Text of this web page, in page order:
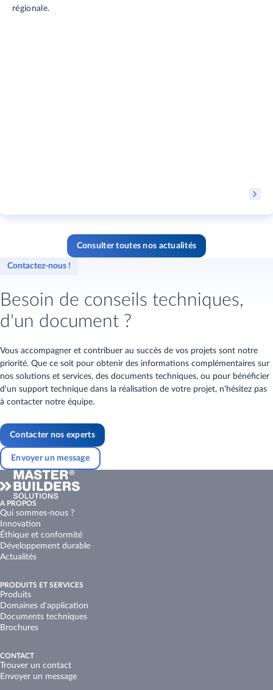
régionale.
Consulter toutes nos actualités
Contactez-nous !
Besoin de conseils techniques,
d'un document ?
Vous accompagner et contribuer au succès de vos projets sont notre
priorité. Que ce soit pour obtenir des informations complémentaires sur
nos solutions et services, des documents techniques, ou pour bénéficier
d'un support technique dans la réalisation de votre projet, n'hésitez pas
à contacter notre équipe.
Contacter nos experts
Envoyer un message
A PROPOS
Qui sommes-nous ?
Innovation
Éthique et conformité
Développement durable
Actualités
PRODUITS ET SERVICES
Produits
Domaines d'application
Documents techniques
Brochures
CONTACT
Trouver un contact
Envoyer un message